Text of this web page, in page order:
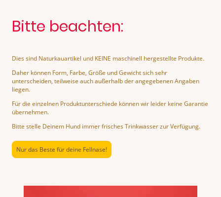
Bitte beachten:
Dies sind Naturkauartikel und KEINE maschinell hergestellte Produkte.
Daher können Form, Farbe, Größe und Gewicht sich sehr
unterscheiden, teilweise auch außerhalb der angegebenen Angaben
liegen.
Für die einzelnen Produktunterschiede können wir leider keine Garantie
übernehmen.
Bitte stelle Deinem Hund immer frisches Trinkwasser zur Verfügung.
Nur das Beste für deine Fellnase!